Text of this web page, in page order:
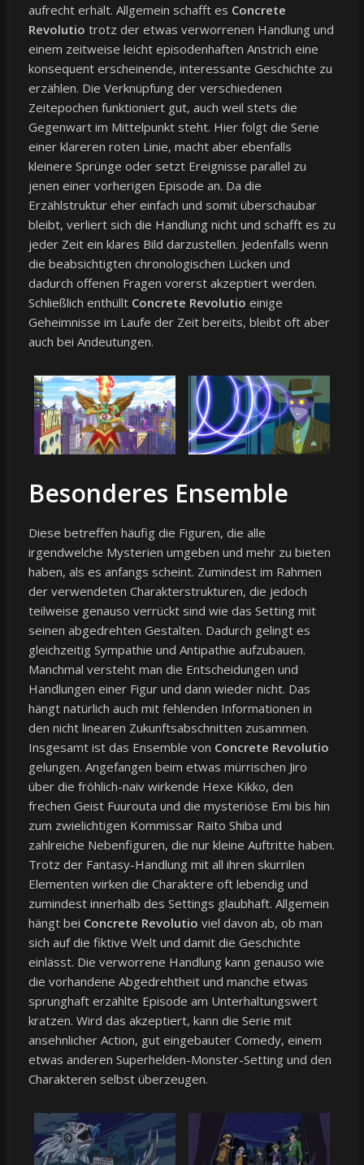
aufrecht erhält. Allgemein schafft es Concrete
Revolutio trotz der etwas verworrenen Handlung und
einem zeitweise leicht episodenhaften Anstrich eine
konsequent erscheinende, interessante Geschichte zu
erzählen. Die Verknüpfung der verschiedenen
Zeitepochen funktioniert gut, auch weil stets die
Gegenwart im Mittelpunkt steht. Hier folgt die Serie
einer klareren roten Linie, macht aber ebenfalls
kleinere Sprünge oder setzt Ereignisse parallel zu
jenen einer vorherigen Episode an. Da die
Erzählstruktur eher einfach und somit überschaubar
bleibt, verliert sich die Handlung nicht und schafft es zu
jeder Zeit ein klares Bild darzustellen. Jedenfalls wenn
die beabsichtigten chronologischen Lücken und
dadurch offenen Fragen vorerst akzeptiert werden.
Schließlich enthüllt Concrete Revolutio einige
Geheimnisse im Laufe der Zeit bereits, bleibt oft aber
auch bei Andeutungen.
Besonderes Ensemble
Diese betreffen häufig die Figuren, die alle
irgendwelche Mysterien umgeben und mehr zu bieten
haben, als es anfangs scheint. Zumindest im Rahmen
der verwendeten Charakterstrukturen, die jedoch
teilweise genauso verrückt sind wie das Setting mit
seinen abgedrehten Gestalten. Dadurch gelingt es
gleichzeitig Sympathie und Antipathie aufzubauen.
Manchmal versteht man die Entscheidungen und
Handlungen einer Figur und dann wieder nicht. Das
hängt natürlich auch mit fehlenden Informationen in
den nicht linearen Zukunftsabschnitten zusammen.
Insgesamt ist das Ensemble von Concrete Revolutio
gelungen. Angefangen beim etwas mürrischen Jiro
über die fröhlich-naiv wirkende Hexe Kikko, den
frechen Geist Fuurouta und die mysteriöse Emi bis hin
zum zwielichtigen Kommissar Raito Shiba und
zahlreiche Nebenfiguren, die nur kleine Auftritte haben.
Trotz der Fantasy-Handlung mit all ihren skurrilen
Elementen wirken die Charaktere oft lebendig und
zumindest innerhalb des Settings glaubhaft. Allgemein
hängt bei Concrete Revolutio viel davon ab, ob man
sich auf die fiktive Welt und damit die Geschichte
einlässt. Die verworrene Handlung kann genauso wie
die vorhandene Abgedrehtheit und manche etwas
sprunghaft erzählte Episode am Unterhaltungswert
kratzen. Wird das akzeptiert, kann die Serie mit
ansehnlicher Action, gut eingebauter Comedy, einem
etwas anderen Superhelden-Monster-Setting und den
Charakteren selbst überzeugen.